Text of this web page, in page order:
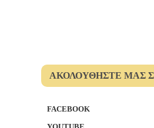
ΑΚΟΛΟΥΘΉΣΤΕ ΜΑΣ
FACEBOOK